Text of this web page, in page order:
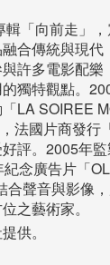
輯「向前走」
合傳統與現代
許多電影配樂
獨特觀點。
LA SOIREE
法國片商發行
評。2005年
念廣告片「
合聲音與影像
之藝術家。
供。